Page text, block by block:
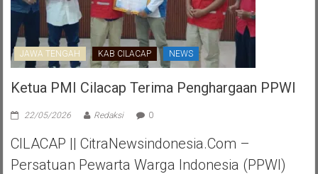
JAWA TENGAH KAB CILACAP NEWS
Ketua PMI Cilacap Terima Penghargaan PPWI
22/05/2026 Redaksi 0
CILACAP || CitraNewsindonesia.com –
Persatuan Pewarta Warga Indonesia (PPWI)